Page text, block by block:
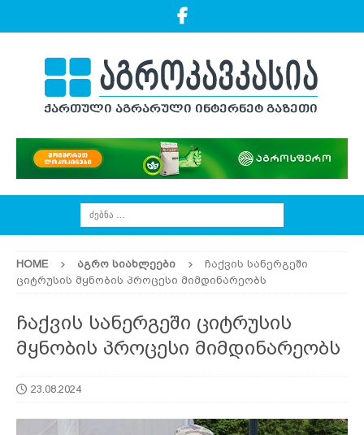
HOME ᲐᲒᲠᲝ ᲡᲘᲐᲮᲚᲔᲔᲑᲘ
ჩაქვის სანერგეში
ციტრუსის მყნობის პროცესი მიმდინარეობს
ჩაქვის სანერგეში ციტრუსის
მყნობის პროცესი მიმდინარეობს
23.08.2024